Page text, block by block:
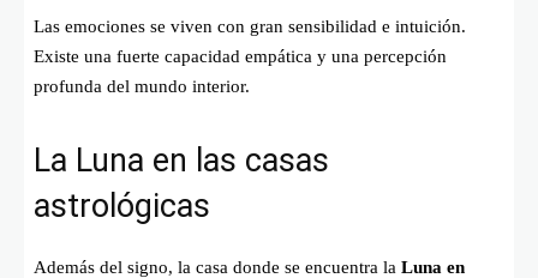
Las emociones se viven con gran sensibilidad e intuición.
Existe una fuerte capacidad empática y una percepción
profunda del mundo interior.
La Luna en las casas
astrológicas
Además del signo, la casa donde se encuentra la Luna en